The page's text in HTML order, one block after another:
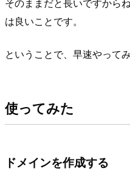
は良いことです。
ということで、早速やって
使ってみた
ドメインを作成する